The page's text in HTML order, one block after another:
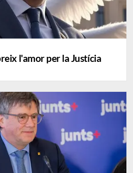
l'amor per la Justícia